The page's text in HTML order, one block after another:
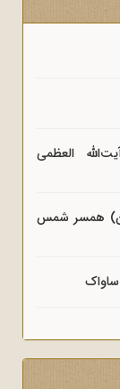
العظمی
همسر شمس
ساواک